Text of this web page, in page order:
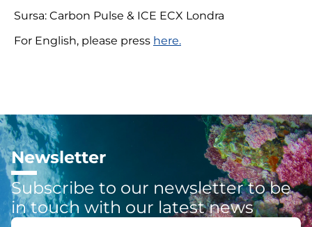
Sursa: Carbon Pulse & ICE ECX Londra
For English, please press here.
Newsletter
Subscribe to our newsletter to be
in touch with our latest news